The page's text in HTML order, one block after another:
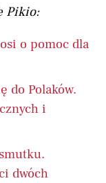
Pikio:
o pomoc dla
do Polaków.
i
dwóch